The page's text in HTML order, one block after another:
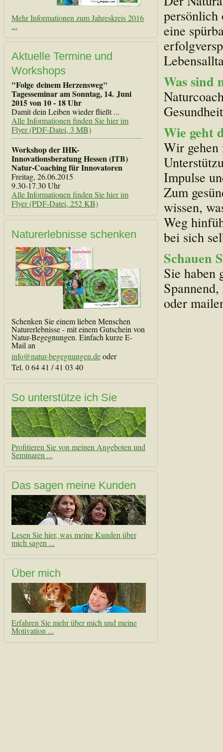
Mehr Informationen zum Jahreskreis 2016
...
Aktuelle Termine und
Workshops
"Folge deinem Herzensweg"
Tagesseminar am Sonntag, 14. Juni
2015 von 10 - 18 Uhr
Damit dein Leiben wieder fließt ...
Alle Informationen finden Sie hier im
Flyer (PDF-Datei, 3 MB)
Workshop der IHK-
Innovationsberatung Hessen (ITB)
Natur-Coaching für Innovatoren
Freitag, 26.06.2015
9.30-17.30 Uhr
Alle Informationen finden Sie hier im
Flyer (PDF-Datei, 252 KB)
Naturerlebnisse schenken
Schenken Sie einem lieben Menschen
Naturerlebnisse - mit einem Gutschein von
Natur-Begegnungen. Einfach kurze E-
Mail an
info@natur-begegnungen.deoder
Tel. 0 64 41 / 41 03 40
So unterstütze ich Sie
Profitieren Sie von meinen Angeboten und
Seminaren ...
Das sagen meine Kunden
Lesen Sie hier, was meine Kunden über
mich sagen ...
Über mich
Erfahren Sie mehr über mich und meine
Motivation ...
persönlich
eine
Was sind
Wie geht
Wir gehen
Impulse
Zum
wissen,
Weg
bei sich
Schauen
Sie haben
oder